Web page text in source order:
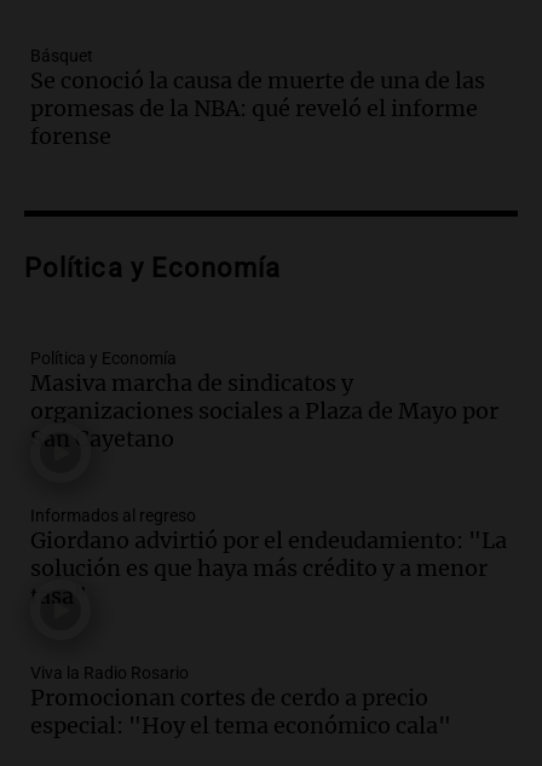
Audio.
edificios y una casa del estudiante para
jóvenes de la región
Panorama Federal
Audio.Preparativos finales para la gran
Bulaya este sábado
Audio.Denuncias por represión en el
Congreso y evacuación por derrame de
oxígeno en Montecastro
Panorama Federal
y llega avión para escuelas de la décima
brigada aérea
Panorama Federal
como enfermedad laboral tras la muerte
de un docente
Panorama Federal
Básquet
Se conoció la causa de muerte de una de las
promesas de la NBA: qué reveló el informe
forense
Política y Economía
Política y Economía
Masiva marcha de sindicatos y
organizaciones sociales a Plaza de Mayo por
San Cayetano
Informados al regreso
Giordano advirtió por el endeudamiento: "La
solución es que haya más crédito y a menor
tasa"
Viva la Radio Rosario
Promocionan cortes de cerdo a precio
especial: "Hoy el tema económico cala"